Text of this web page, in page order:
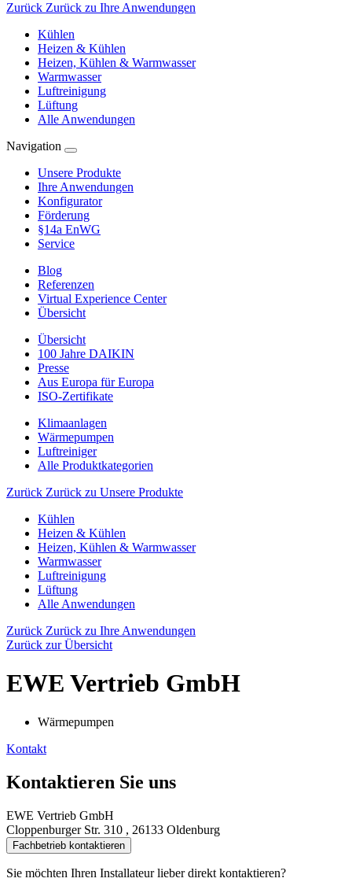
Zurück Zurück zu Ihre Anwendungen
Kühlen
Heizen & Kühlen
Heizen, Kühlen & Warmwasser
Warmwasser
Luftreinigung
Lüftung
Alle Anwendungen
Navigation
Unsere Produkte
Ihre Anwendungen
Konfigurator
Förderung
§14a EnWG
Service
Blog
Referenzen
Virtual Experience Center
Übersicht
Übersicht
100 Jahre DAIKIN
Presse
Aus Europa für Europa
ISO-Zertifikate
Klimaanlagen
Wärmepumpen
Luftreiniger
Alle Produktkategorien
Zurück Zurück zu Unsere Produkte
Kühlen
Heizen & Kühlen
Heizen, Kühlen & Warmwasser
Warmwasser
Luftreinigung
Lüftung
Alle Anwendungen
Zurück Zurück zu Ihre Anwendungen
Zurück zur Übersicht
EWE Vertrieb GmbH
Wärmepumpen
Kontakt
Kontaktieren Sie uns
EWE Vertrieb GmbH
Cloppenburger Str. 310 , 26133 Oldenburg
Fachbetrieb kontaktieren
Sie möchten Ihren Installateur lieber direkt kontaktieren?